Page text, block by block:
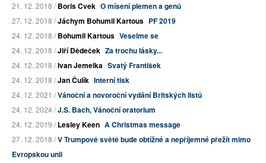
21. 12. 2018 /Boris Cvek O mísení plemen a genů
27. 12. 2018 /Jáchym Bohumil Kartous PF 2019
24. 12. 2018 /Bohumil Kartous Veselme se
24. 12. 2018 /Jiří Dědeček Za trochu lásky...
24. 12. 2018 /Ivan Jemelka Svatý František
24. 12. 2018 /Jan Čulík Interní tisk
24. 12. 2021 /Vánoční a novoroční vydání Britských listů
24. 12. 2024 /J.S. Bach, Vánoční oratorium
24. 12. 2019 /Lesley Keen A Christmas message
27. 12. 2018 /V Trumpově světě bude obtížné a nepříjemné přežít mimo
Evropskou unii